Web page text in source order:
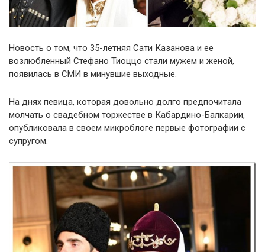
Новость о том, что 35-летняя Сати Казанова и ее
возлюбленный Стефано Тиоццо стали мужем и женой,
появилась в СМИ в минувшие выходные.
На днях певица, которая довольно долго предпочитала
молчать о свадебном торжестве в Кабардино-Балкарии,
опубликовала в своем микроблоге первые фотографии с
супругом.